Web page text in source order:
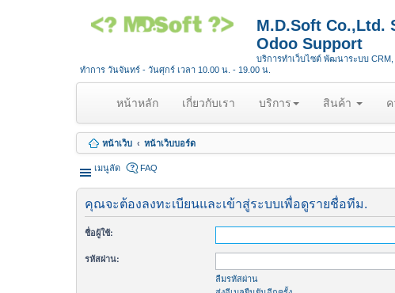
M.D.Soft Co.,Ltd.
Odoo Support
บริการทำเว็บไซต์ พัฒนาระบบ CRM,
ทำการ วันจันทร์ - วันศุกร์ เวลา 10.00 น. - 19.00 น.
หน้าหลัก(
u
r
เกี่ยวกับเรา บริการ สินค้า
หน้าเว็บ หน้าเว็บบอร์ด
เมนูลัด FAQ
คุณจะต้องลงทะเบียนและเข้าสู่ระบบเพื่อดูรายชื่อทีม.
ชื่อผู้ใช้:
รหัสผ่าน:
ลืมรหัสผ่าน